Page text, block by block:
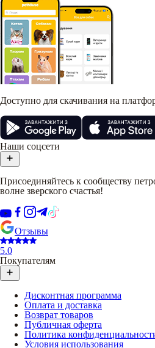
Доступно для скачивания на
Наши соцсети
Присоединяйтесь к сообществу
волне зверского счастья!
Отзывы
5.0
Покупателям
Дисконтная программа
Оплата и доставка
Возврат товаров
Публичная оферта
Политика
Условия использования